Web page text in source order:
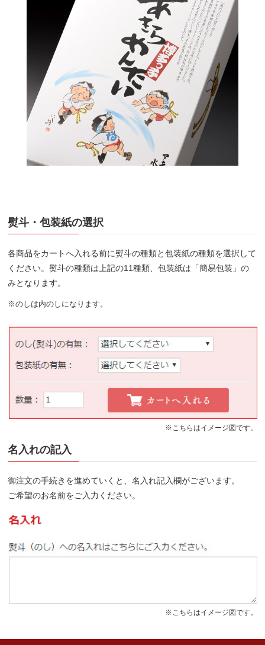
熨斗・包装紙の選択
各商品をカートへ入れる前に熨斗の種類と包装紙の種類を選択して
ください。熨斗の種類は上記の11種類、包装紙は「簡易包装」の
みとなります。
※のしは内のしになります。
※こちらはイメージ図です。
名入れの記入
御注文の手続きを進めていくと、名入れ記入欄がございます。
ご希望のお名前をご入力ください。
※こちらはイメージ図です。